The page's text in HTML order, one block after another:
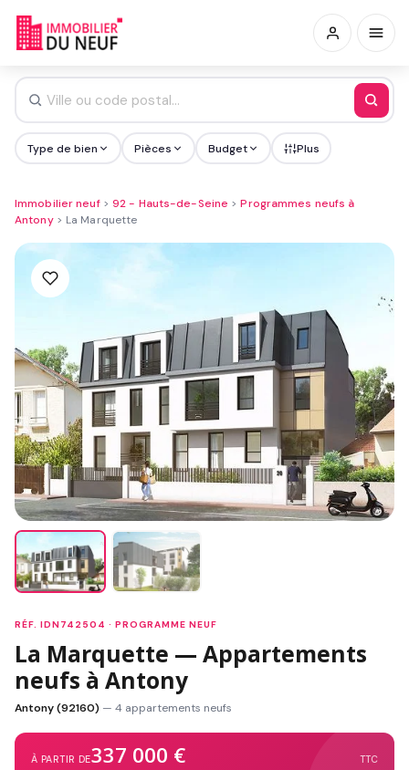
Type de bien Pièces Budget Plus
Immobilier neuf> 92 - Hauts-de-Seine >Programmes neufs à
Antony> La Marquette
RÉF. IDN742504 · PROGRAMME NEUF
La Marquette — Appartements
neufs à Antony
Antony (92160) — 4 appartements neufs
À PARTIR DE337 000 € TTC